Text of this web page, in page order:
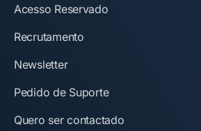
Acesso Reservado
Recrutamento
Newsletter
Pedido de Suporte
Quero ser contactado